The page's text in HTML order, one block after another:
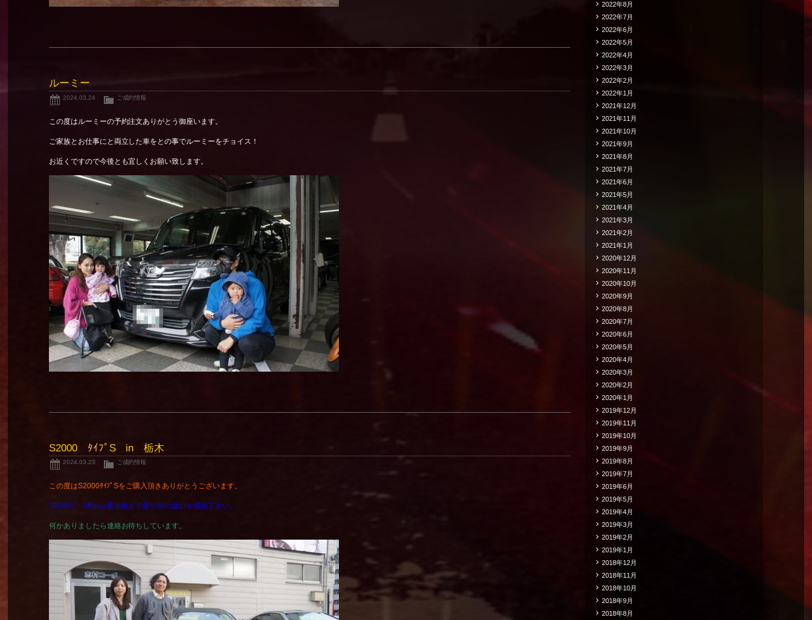
ルーミー
2024.03.24 ご成約情報
この度はルーミーの予約注文ありがとう御座います。
ご家族とお仕事にと両立した車をとの事でルーミーをチョイス！
お近くですので今後とも宜しくお願い致します。
S2000 ﾀｲﾌﾟS in 栃木
2024.03.23 ご成約情報
この度はS2000ﾀｲﾌﾟSをご購入頂きありがとうございます。
S2000ﾍﾞｰｽ車から乗り換えで乗り味の違いを堪能下さい。
何かありましたら連絡お待ちしています。
2022年8月
2022年7月
2022年6月
2022年5月
2022年4月
2022年3月
2022年2月
2022年1月
2021年12月
2021年11月
2021年10月
2021年9月
2021年8月
2021年7月
2021年6月
2021年5月
2021年4月
2021年3月
2021年2月
2021年1月
2020年12月
2020年11月
2020年10月
2020年9月
2020年8月
2020年7月
2020年6月
2020年5月
2020年4月
2020年3月
2020年2月
2020年1月
2019年12月
2019年11月
2019年10月
2019年9月
2019年8月
2019年7月
2019年6月
2019年5月
2019年4月
2019年3月
2019年2月
2019年1月
2018年12月
2018年11月
2018年10月
2018年9月
2018年8月